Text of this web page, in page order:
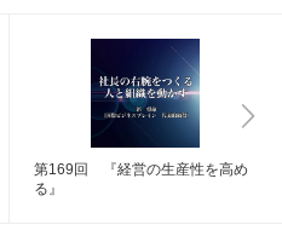
第169回 『経営の生産性を高め
る』